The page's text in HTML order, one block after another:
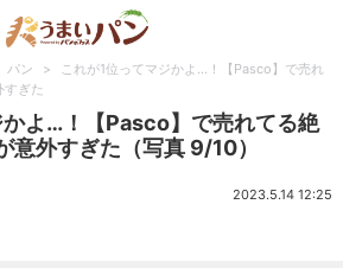
パン >
これが1位ってマジかよ…！【Pasco】で売れ
ぎた
かよ…！【Pasco】で売れてる絶
意外すぎた（写真 9/10）
2023.5.14 12:25